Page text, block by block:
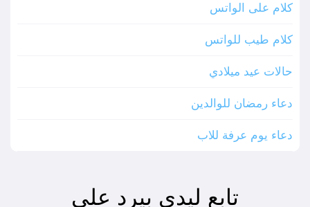
كلام على الواتس
كلام طيب للواتس
حالات عيد ميلادي
دعاء رمضان للوالدين
دعاء يوم عرفة للاب
تابع ليدي بيرد على